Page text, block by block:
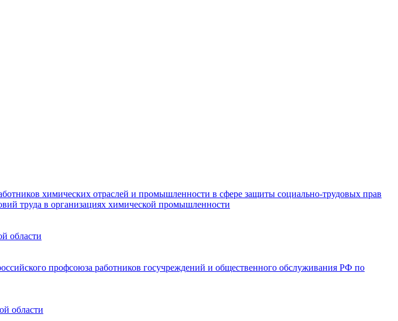
химических отраслей и промышленности в сфере защиты социально-трудовых прав
труда в организациях химической промышленности
области
профсоюза работников госучреждений и общественного обслуживания РФ по
области